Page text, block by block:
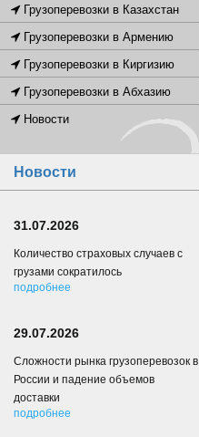
Грузоперевозки в Казахстан
Грузоперевозки в Армению
Грузоперевозки в Киргизию
Грузоперевозки в Абхазию
Новости
Новости
31.07.2026
Количество страховых случаев с
грузами сократилось
подробнее
29.07.2026
Сложности рынка грузоперевозок в
России и падение объемов
доставки
подробнее